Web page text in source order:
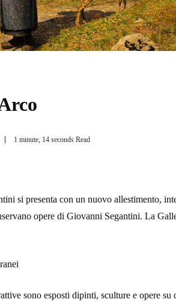
1 minute, 14 seconds Read
si presenta con un nuovo allestimento,
opere di Giovanni Segantini. La
sono esposti dipinti, sculture e opere